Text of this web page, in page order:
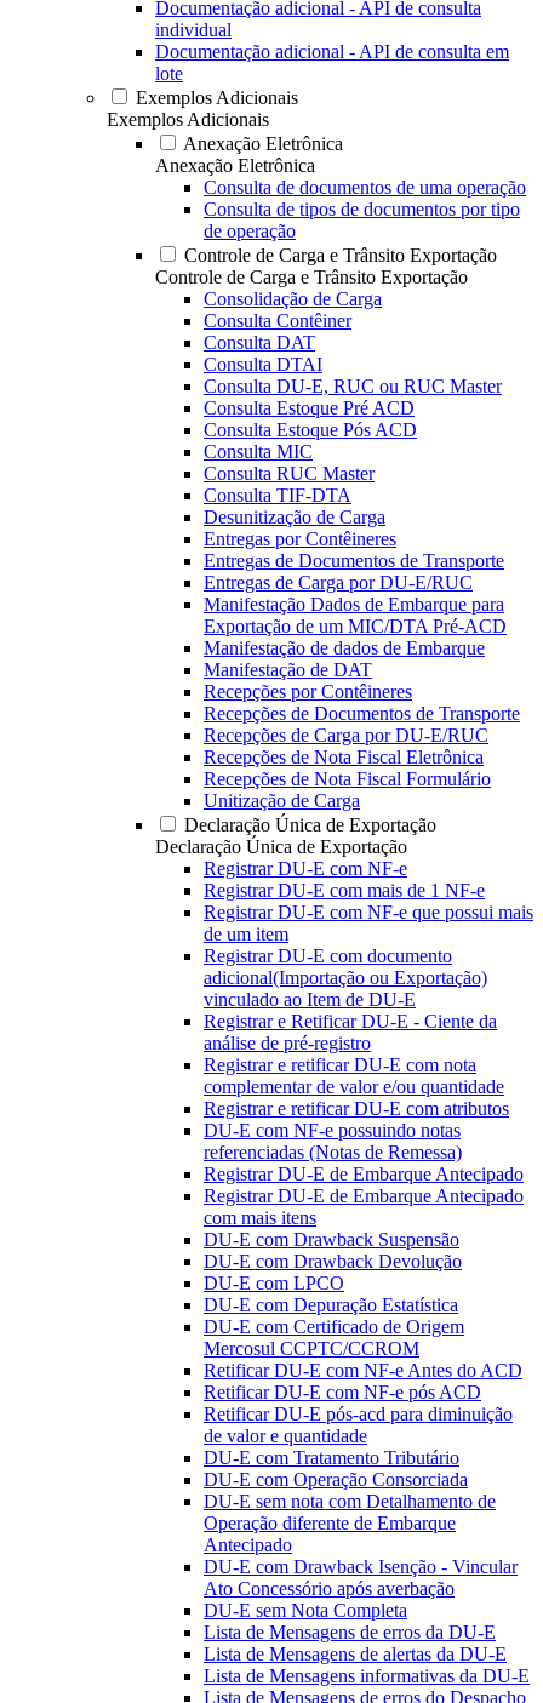
Documentação adicional - API de consulta
individual
Documentação adicional - API de consulta em
lote
Exemplos Adicionais
Exemplos Adicionais
Anexação Eletrônica
Anexação Eletrônica
Consulta de documentos de uma operação
Consulta de tipos de documentos por tipo
de operação
Controle de Carga e Trânsito Exportação
Controle de Carga e Trânsito Exportação
Consolidação de Carga
Consulta Contêiner
Consulta DAT
Consulta DTAI
Consulta DU-E, RUC ou RUC Master
Consulta Estoque Pré ACD
Consulta Estoque Pós ACD
Consulta MIC
Consulta RUC Master
Consulta TIF-DTA
Desunitização de Carga
Entregas por Contêineres
Entregas de Documentos de Transporte
Entregas de Carga por DU-E/RUC
Manifestação Dados de Embarque para
Exportação de um MIC/DTA Pré-ACD
Manifestação de dados de Embarque
Manifestação de DAT
Recepções por Contêineres
Recepções de Documentos de Transporte
Recepções de Carga por DU-E/RUC
Recepções de Nota Fiscal Eletrônica
Recepções de Nota Fiscal Formulário
Unitização de Carga
Declaração Única de Exportação
Declaração Única de Exportação
Registrar DU-E com NF-e
Registrar DU-E com mais de 1 NF-e
Registrar DU-E com NF-e que possui mais
de um item
Registrar DU-E com documento
adicional(Importação ou Exportação)
vinculado ao Item de DU-E
Registrar e Retificar DU-E - Ciente da
análise de pré-registro
Registrar e retificar DU-E com nota
complementar de valor e/ou quantidade
Registrar e retificar DU-E com atributos
DU-E com NF-e possuindo notas
referenciadas (Notas de Remessa)
Registrar DU-E de Embarque Antecipado
Registrar DU-E de Embarque Antecipado
com mais itens
DU-E com Drawback Suspensão
DU-E com Drawback Devolução
DU-E com LPCO
DU-E com Depuração Estatística
DU-E com Certificado de Origem
Mercosul CCPTC/CCROM
Retificar DU-E com NF-e Antes do ACD
Retificar DU-E com NF-e pós ACD
Retificar DU-E pós-acd para diminuição
de valor e quantidade
DU-E com Tratamento Tributário
DU-E com Operação Consorciada
DU-E sem nota com Detalhamento de
Operação diferente de Embarque
Antecipado
DU-E com Drawback Isenção - Vincular
Ato Concessório após averbação
DU-E sem Nota Completa
Lista de Mensagens de erros da DU-E
Lista de Mensagens de alertas da DU-E
Lista de Mensagens informativas da DU-E
Lista de Mensagens de erros do Despacho